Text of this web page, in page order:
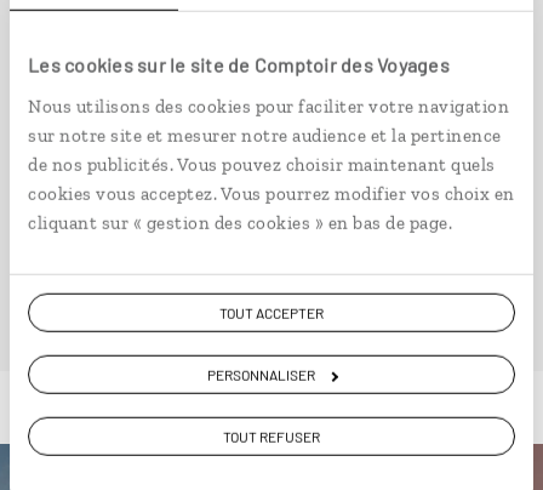
Les cookies sur le site de Comptoir des Voyages
Nous utilisons des cookies pour faciliter votre navigation
sur notre site et mesurer notre audience et la pertinence
de nos publicités. Vous pouvez choisir maintenant quels
cookies vous acceptez. Vous pourrez modifier vos choix en
cliquant sur « gestion des cookies » en bas de page.
TOUT ACCEPTER
PERSONNALISER
TOUT REFUSER
14 jours / 11 nuits